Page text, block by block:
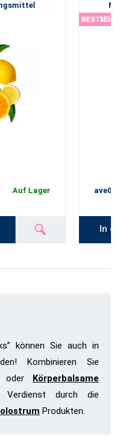
Auf Lager ave02
In
können Sie auch in
Kombinieren Sie
oder Körperbalsame
durch die
Produkten.